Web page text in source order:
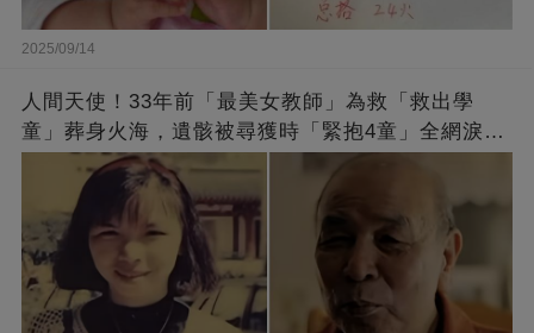
2025/09/14
人間天使！33年前「最美女教師」為救「救出學
童」葬身火海，遺骸被尋獲時「緊抱4童」全網淚
崩：真正的英雄不該被遺忘